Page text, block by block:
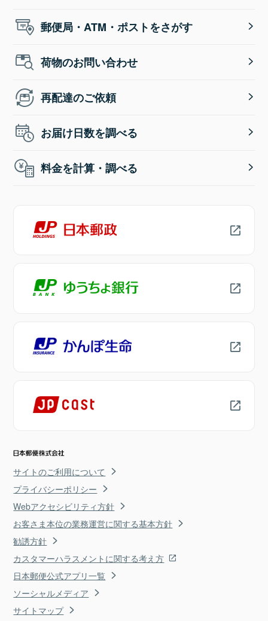
郵便局・ATM・ポストをさがす
荷物のお問い合わせ
再配達のご依頼
お届け日数を調べる
料金を計算・調べる
サイトのご利用について
プライバシーポリシー
Webアクセシビリティ方針
お客さま本位の業務運営に関する基本方針
勧誘方針
カスタマーハラスメントに関する考え方
日本郵便公式アプリ一覧
ソーシャルメディア
サイトマップ